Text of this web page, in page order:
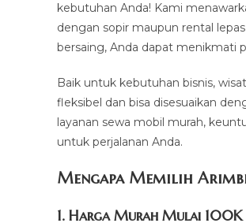
kebutuhan Anda! Kami
dengan sopir maupun rental
bersaing, Anda dapat menikmati
Baik untuk kebutuhan bisnis,
fleksibel dan bisa disesuaikan
layanan sewa mobil murah,
untuk perjalanan Anda.
Mengapa Memilih
1. Harga Murah Mulai 100K